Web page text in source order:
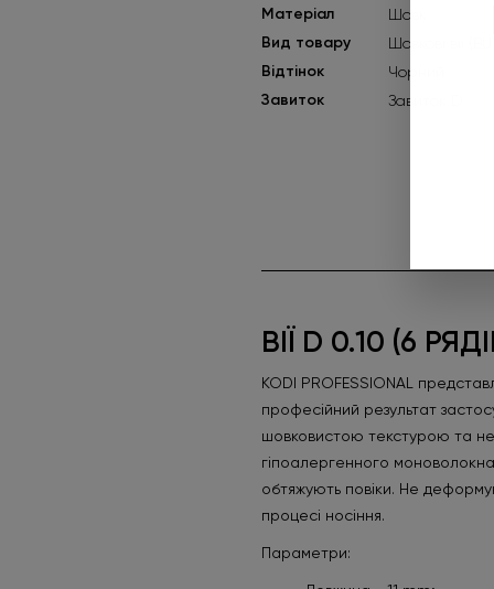
Матеріал Шовк
Вид товару Шовкові вії
Відтінок Чорний
Завиток Завиток D
ВІЇ D 0.10 (6
KODI PROFESSIONAL
професійний результат
шовковистою текстурою та
гіпоалергенного
обтяжують повіки. Не
процесі носіння.
Параметри: